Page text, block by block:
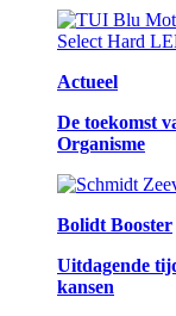
Actueel
De toekomst
Organisme
Bolidt Booster
Uitdagende
kansen